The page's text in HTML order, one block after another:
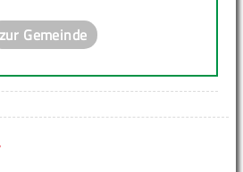
zur Gemeinde